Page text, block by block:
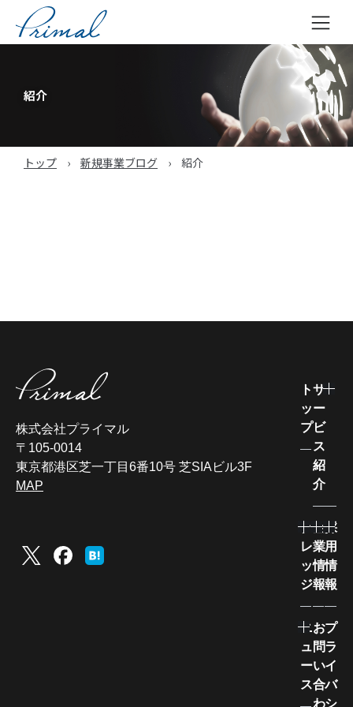
へ
紹介
トップ › 新規事業ブログ › 紹介
株式会社プライマル
〒105-0014
東京都港区芝一丁目6番10号 芝SIAビル3F
MAP
ト
ッ
プ
サ
ー
ビ
ス
紹
介
ナ
レ
ッ
ジ
企
業
情
報
採
用
情
報
ニ
ュ
ー
ス
お
問
い
合
わ
プ
ラ
イ
バ
シ